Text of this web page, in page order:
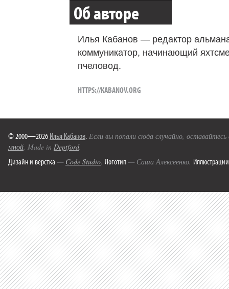
Об авторе
Илья Кабанов — редактор
коммуникатор, начинающий
пчеловод.
HTTPS://KABANOV.ORG
© 2000—2026 Илья Кабанов. Если вы попали сюда случайно,
мной. Made in Deptford.
Дизайн и верстка — Code Studio. Логотип — Саша Алексеенко. Иллюстрации